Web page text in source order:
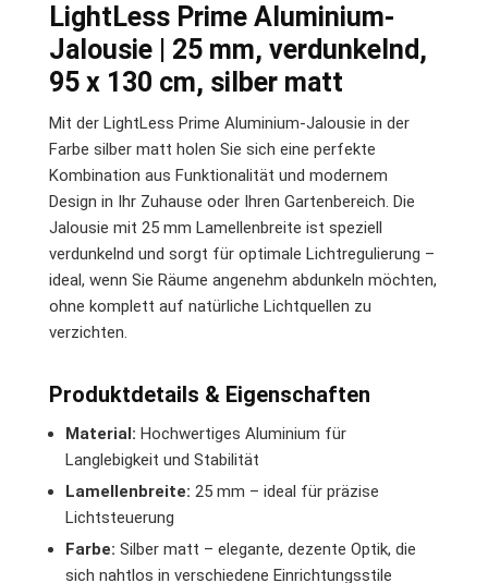
LightLess Prime Aluminium-
Jalousie | 25 mm, verdunkelnd,
95 x 130 cm, silber matt
Mit der LightLess Prime Aluminium-Jalousie in der
Farbe silber matt holen Sie sich eine perfekte
Kombination aus Funktionalität und modernem
Design in Ihr Zuhause oder Ihren Gartenbereich. Die
Jalousie mit 25 mm Lamellenbreite ist speziell
verdunkelnd und sorgt für optimale Lichtregulierung –
ideal, wenn Sie Räume angenehm abdunkeln möchten,
ohne komplett auf natürliche Lichtquellen zu
verzichten.
Produktdetails & Eigenschaften
Material: Hochwertiges Aluminium für
Langlebigkeit und Stabilität
Lamellenbreite: 25 mm – ideal für präzise
Lichtsteuerung
Farbe: Silber matt – elegante, dezente Optik, die
sich nahtlos in verschiedene Einrichtungsstile